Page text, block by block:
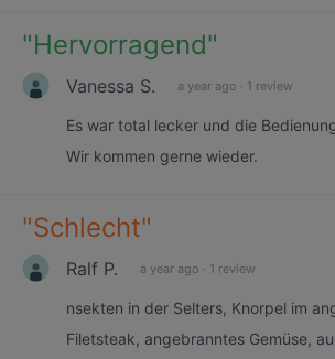
"Hervorragend"
Vanessa S. a year ago · 1 review
Es war total lecker und die
Wir kommen gerne wieder.
"Schlecht"
Ralf P. a year ago · 1 review
nsekten in der Selters, Knorpel im
Filetsteak, angebranntes Gemüse,